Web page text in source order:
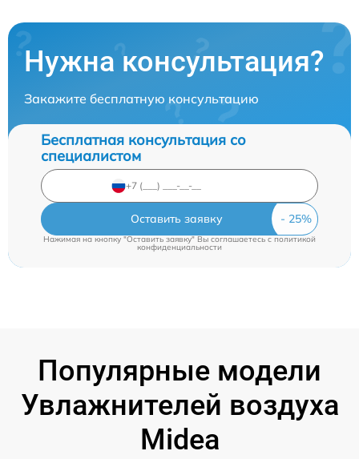
Нужна консультация?
Закажите бесплатную консультацию
Бесплатная консультация со
специалистом
Оставить заявку
Нажимая на кнопку "Оставить заявку" Вы соглашаетесь cполитикой
конфиденциальности
Популярные модели
Увлажнителей воздуха
Midea